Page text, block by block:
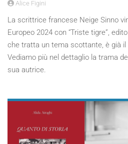
Alice Figini
La scrittrice francese Neige Sinno
Europeo 2024 con “Triste tigre”,
che tratta un tema scottante, è già il
Vediamo più nel dettaglio la trama
sua autrice.